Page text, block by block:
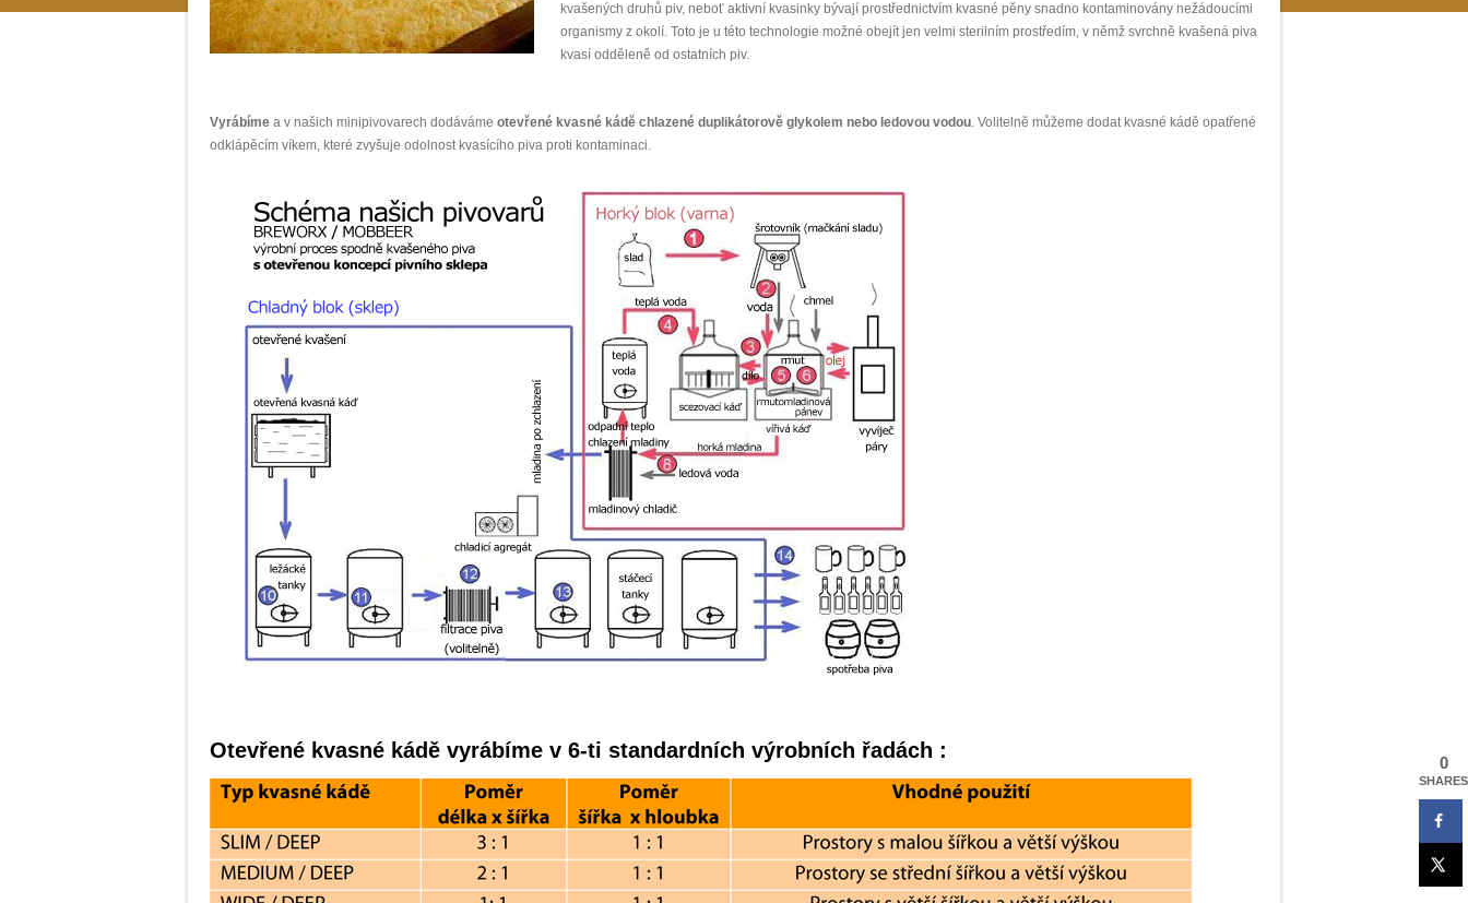
kvašených druhů piv, neboť aktivní kvasinky bývají prostřednictvím kvasné pěny snadno kontaminovány nežádoucími
organismy z okolí. Toto je u této technologie možné obejít jen velmi sterilním prostředím, v němž svrchně kvašená piva
kvasí odděleně od ostatních piv.
Vyrábíme a v našich minipivovarech dodáváme otevřené kvasné kádě chlazené duplikátorově glykolem nebo ledovou vodou . Volitelně můžeme dodat kvasné kádě opatřené
odklápěcím víkem, které zvyšuje odolnost kvasícího piva proti kontaminaci.
Otevřené kvasné kádě vyrábíme v 6-ti standardních výrobních řadách : 0
SHARES